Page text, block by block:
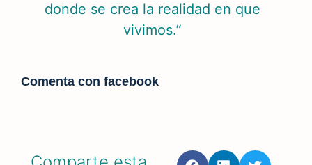
donde se crea la realidad en que
vivimos.”
Comenta con facebook